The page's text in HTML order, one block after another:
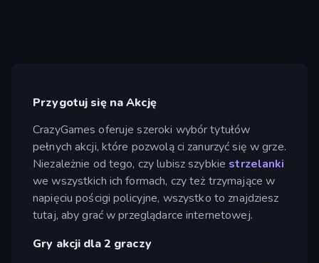
Przygotuj się na Akcję
CrazyGames oferuje szeroki wybór tytułów
pełnych akcji, które pozwolą ci zanurzyć się w grze.
Niezależnie od tego, czy lubisz szybkie strzelanki
we wszystkich ich formach, czy też trzymające w
napięciu pościgi policyjne, wszystko to znajdziesz
tutaj, aby grać w przeglądarce internetowej.
Gry akcji dla 2 graczy